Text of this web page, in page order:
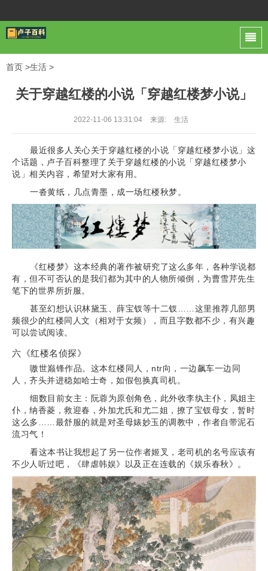
首页 >生活 >
关于穿越红楼的小说「穿越红楼梦小说」
2022-11-06 13:31:04 来源: 生活
最近很多人关心关于穿越红楼的小说「穿越红楼梦小说」这
个话题，卢子百科整理了关于穿越红楼的小说「穿越红楼梦小
说」相关内容，希望对大家有用。
一沓黄纸，几点青墨，成一场红楼秋梦。
《红楼梦》这本经典的著作被研究了这么多年，各种学说都
有，但不可否认的是我们都为其中的人物所倾倒，为曹雪芹先生
笔下的世界所折服。
甚至幻想认识林黛玉、薛宝钗等十二钗……这里推荐几部男
频很少的红楼同人文（相对于女频），而且字数都不少，有兴趣
可以尝试阅读。
六《红楼名侦探》
嗷世巅锋作品。这本红楼同人，ntr向，一边飙车一边同
人，齐头并进稳如哈士奇，如假包换真司机。
细数目前女主：阮蓉为原创角色，此外收李纨主仆，凤姐主
仆，纳香菱，救迎春，外加尤氏和尤二姐，撩了宝钗母女，暂时
这么多……最舒服的就是对圣母婊妙玉的调教中，作者自带泥石
流习气！
看这本书让我想起了另一位作者姬叉，老司机的名号应该有
不少人听过吧，《肆虐韩娱》以及正在连载的《娱乐春秋》。